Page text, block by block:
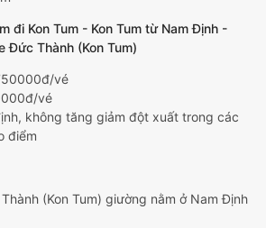
đi Kon Tum - Kon Tum từ Nam Định -
Đức Thành (Kon Tum)
vé
vé
không tăng giảm đột xuất trong các
điểm
(Kon Tum) giường nằm ở Nam Định